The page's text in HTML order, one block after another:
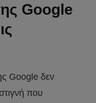
Google
Google δεν
που